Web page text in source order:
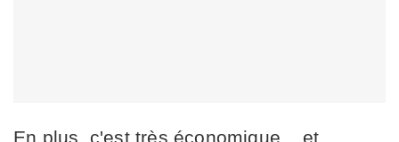
En plus, c'est très économique... et